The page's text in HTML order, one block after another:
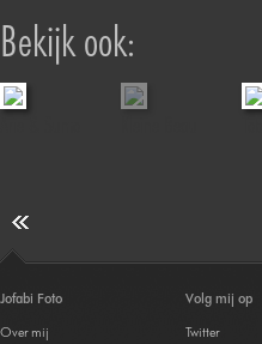
Bekijk ook:
Jofabi Foto
Over mij
Volg mij op
Twitter